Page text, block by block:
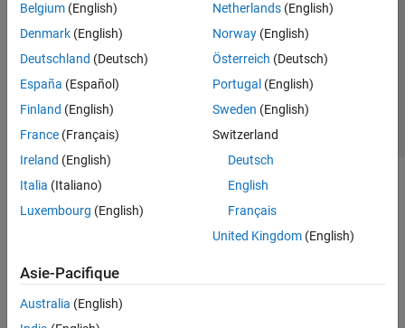
Belgium (English)
Denmark (English)
Deutschland (Deutsch)
España (Español)
Finland (English)
France (Français)
Ireland (English)
Italia (Italiano)
Luxembourg (English)
Netherlands(English)
Norway(English)
Österreich (Deutsch)
Portugal (English)
Sweden (English)
Switzerland
Deutsch
English
Français
United Kingdom(English)
Asie-Pacifique
Australia (English)
Lutte anti-piratage
Contacts locaux
© 1994-2026 The MathWorks, Inc.